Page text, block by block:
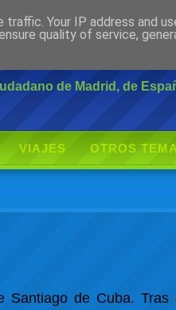
de Madrid, de
VIAJES OTROS
de Cuba. Tras
Your IP address and
quality of service,